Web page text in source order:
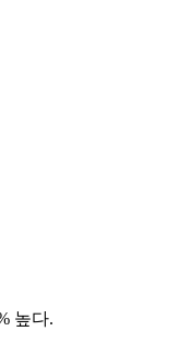
높다.